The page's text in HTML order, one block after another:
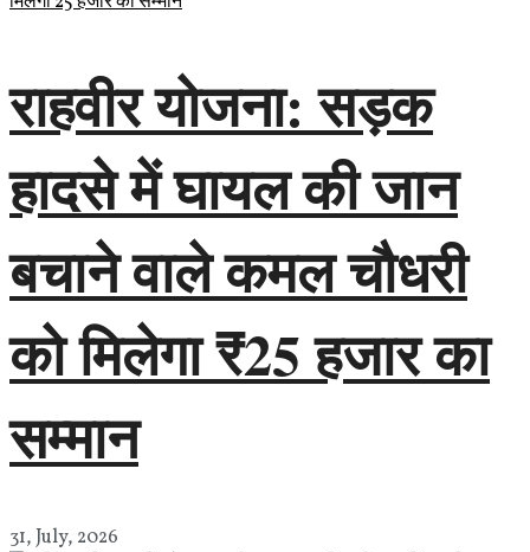
राहवीर योजना: सड़क
हादसे में घायल की जान
बचाने वाले कमल चौधरी
को मिलेगा ₹25 हजार का
सम्मान
31, July, 2026